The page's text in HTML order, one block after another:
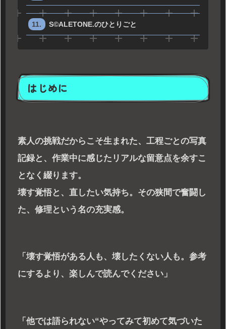
S©ALETONE.のひとりごと
はじめに
素人の挑戦だからこそ生まれた、工程ごとの写真
記録と、作業中に感じたリアルな留意点を余すこ
となく綴ります。
壊す覚悟と、直したい気持ち。その狭間で奮闘し
た、修理という名の充実感。
「壊す覚悟がある人も、壊したくない人も。参考
にするより、楽しんで読んでください」
「他では語られない“やってみて初めて気づいた